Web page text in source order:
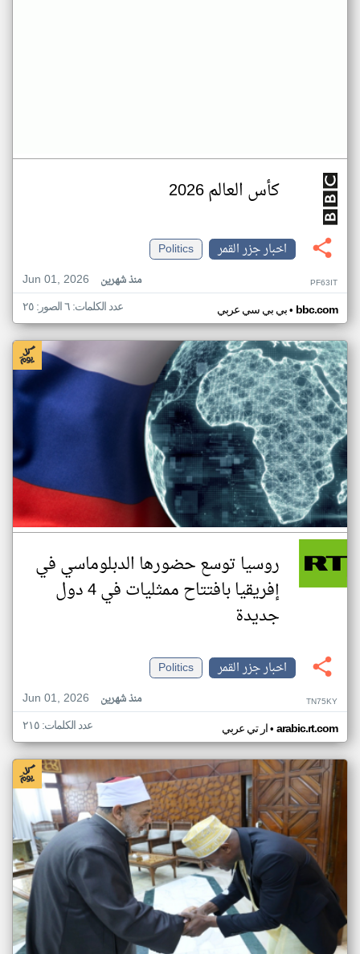
كأس العالم 2026
اخبار جزر القمر
Politics
Jun 01, 2026
منذ شهرين PF63IT
بي بي سي عربي• bbc.com عدد الكلمات: ٦ الصور: ٢٥
روسيا توسع حضورها الدبلوماسي في
إفريقيا بافتتاح ممثليات في 4 دول
جديدة
اخبار جزر القمر
Politics
Jun 01, 2026
منذ شهرين TN75KY
ار تي عربي• arabic.rt.com عدد الكلمات: ٢١٥